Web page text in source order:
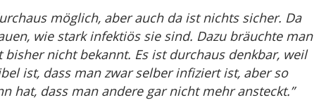
möglich, aber auch da ist nichts sicher. Da
wie stark infektiös sie sind. Dazu bräuchte man
bisher nicht bekannt. Es ist durchaus denkbar, weil
ist, dass man zwar selber infiziert ist, aber so
hat, dass man andere gar nicht mehr ansteckt.”